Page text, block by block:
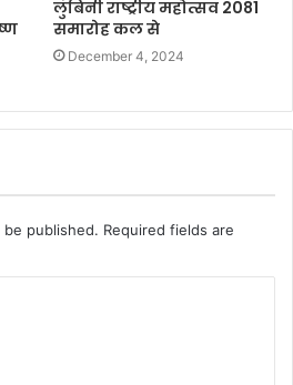
लुंबिनी राष्ट्रीय महोत्सव 2081
समारोह कल से
December 4, 2024
published. Required fields are